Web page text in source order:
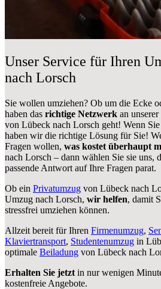
Unser Service für Ihren
nach Lorsch
Sie wollen umziehen? Ob um die Ecke
haben das richtige Netzwerk an
von Lübeck nach Lorsch geht! Wenn
haben wir die richtige Lösung für Sie!
Fragen wollen, was kostet überhaupt
nach Lorsch – dann wählen Sie sie uns,
passende Antwort auf Ihre Fragen parat.
Ob ein Privatumzug von Lübeck nach
Umzug nach Lorsch, wir helfen, damit
stressfrei umziehen können.
Allzeit bereit für Ihren Firmenumzug,
Klaviertransport, Studentenumzug in
optimale Beiladung von Lübeck nach
Erhalten Sie jetzt in nur wenigen
kostenfreie Angebote.